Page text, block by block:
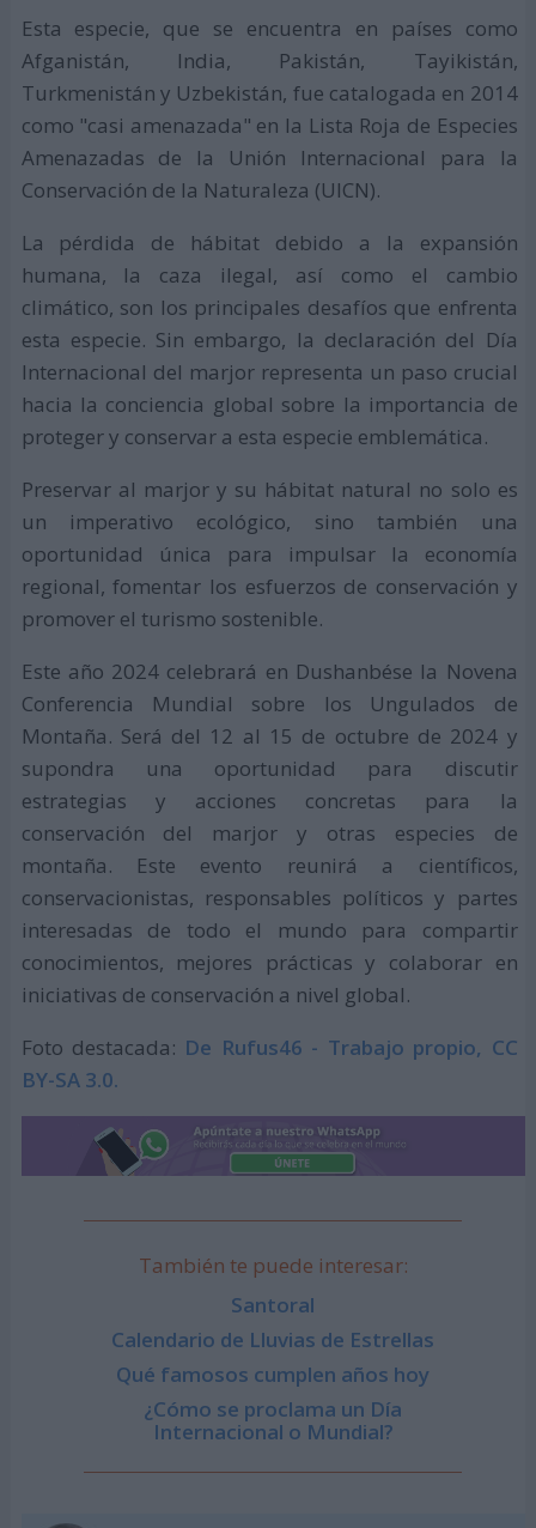
Esta especie, que se encuentra en países como
Afganistán, India, Pakistán, Tayikistán,
Turkmenistán y Uzbekistán, fue catalogada en 2014
como "casi amenazada" en la Lista Roja de Especies
Amenazadas de la Unión Internacional para la
Conservación de la Naturaleza (UICN).
La pérdida de hábitat debido a la expansión
humana, la caza ilegal, así como el cambio
climático, son los principales desafíos que enfrenta
esta especie. Sin embargo, la declaración del Día
Internacional del marjor representa un paso crucial
hacia la conciencia global sobre la importancia de
proteger y conservar a esta especie emblemática.
Preservar al marjor y su hábitat natural no solo es
un imperativo ecológico, sino también una
oportunidad única para impulsar la economía
regional, fomentar los esfuerzos de conservación y
promover el turismo sostenible.
Este año 2024 celebrará en Dushanbése la Novena
Conferencia Mundial sobre los Ungulados de
Montaña. Será del 12 al 15 de octubre de 2024 y
supondra una oportunidad para discutir
estrategias y acciones concretas para la
conservación del marjor y otras especies de
montaña. Este evento reunirá a científicos,
conservacionistas, responsables políticos y partes
interesadas de todo el mundo para compartir
conocimientos, mejores prácticas y colaborar en
iniciativas de conservación a nivel global.
Foto destacada: De Rufus46 - Trabajo propio, CC
BY-SA 3.0.
También te puede interesar:
Santoral
Calendario de Lluvias de Estrellas
Qué famosos cumplen años hoy
¿Cómo se proclama un Día
Internacional o Mundial?